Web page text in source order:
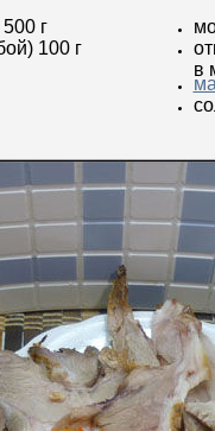
г
100 г
в